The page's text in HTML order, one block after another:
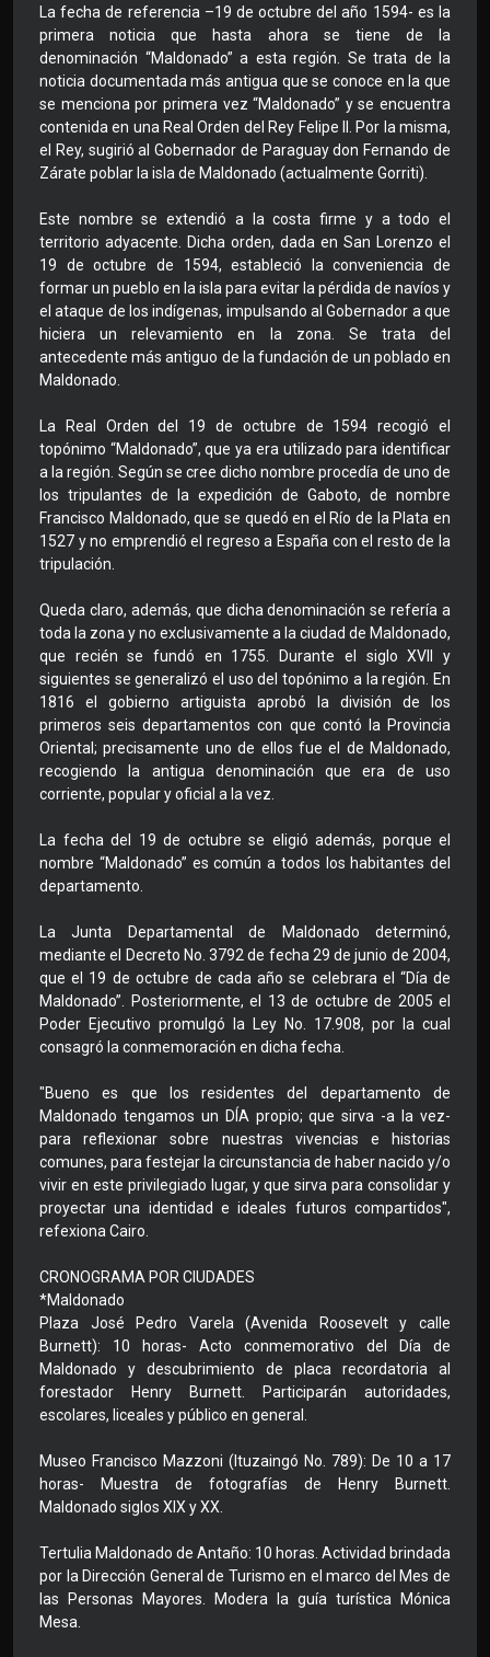
La fecha de referencia –19 de octubre del año 1594- es la
primera noticia que hasta ahora se tiene de la
denominación “Maldonado” a esta región. Se trata de la
noticia documentada más antigua que se conoce en la que
se menciona por primera vez “Maldonado” y se encuentra
contenida en una Real Orden del Rey Felipe II. Por la misma,
el Rey, sugirió al Gobernador de Paraguay don Fernando de
Zárate poblar la isla de Maldonado (actualmente Gorriti).
Este nombre se extendió a la costa firme y a todo el
territorio adyacente. Dicha orden, dada en San Lorenzo el
19 de octubre de 1594, estableció la conveniencia de
formar un pueblo en la isla para evitar la pérdida de navíos y
el ataque de los indígenas, impulsando al Gobernador a que
hiciera un relevamiento en la zona. Se trata del
antecedente más antiguo de la fundación de un poblado en
Maldonado.
La Real Orden del 19 de octubre de 1594 recogió el
topónimo “Maldonado”, que ya era utilizado para identificar
a la región. Según se cree dicho nombre procedía de uno de
los tripulantes de la expedición de Gaboto, de nombre
Francisco Maldonado, que se quedó en el Río de la Plata en
1527 y no emprendió el regreso a España con el resto de la
tripulación.
Queda claro, además, que dicha denominación se refería a
toda la zona y no exclusivamente a la ciudad de Maldonado,
que recién se fundó en 1755. Durante el siglo XVII y
siguientes se generalizó el uso del topónimo a la región. En
1816 el gobierno artiguista aprobó la división de los
primeros seis departamentos con que contó la Provincia
Oriental; precisamente uno de ellos fue el de Maldonado,
recogiendo la antigua denominación que era de uso
corriente, popular y oficial a la vez.
La fecha del 19 de octubre se eligió además, porque el
nombre “Maldonado” es común a todos los habitantes del
departamento.
La Junta Departamental de Maldonado determinó,
mediante el Decreto No. 3792 de fecha 29 de junio de 2004,
que el 19 de octubre de cada año se celebrara el “Día de
Maldonado”. Posteriormente, el 13 de octubre de 2005 el
Poder Ejecutivo promulgó la Ley No. 17.908, por la cual
consagró la conmemoración en dicha fecha.
"Bueno es que los residentes del departamento de
Maldonado tengamos un DÍA propio; que sirva -a la vez-
para reflexionar sobre nuestras vivencias e historias
comunes, para festejar la circunstancia de haber nacido y/o
vivir en este privilegiado lugar, y que sirva para consolidar y
proyectar una identidad e ideales futuros compartidos",
refexiona Cairo.
CRONOGRAMA POR CIUDADES
*Maldonado
Plaza José Pedro Varela (Avenida Roosevelt y calle
Burnett): 10 horas- Acto conmemorativo del Día de
Maldonado y descubrimiento de placa recordatoria al
forestador Henry Burnett. Participarán autoridades,
escolares, liceales y público en general.
Museo Francisco Mazzoni (Ituzaingó No. 789): De 10 a 17
horas- Muestra de fotografías de Henry Burnett.
Maldonado siglos XIX y XX.
Tertulia Maldonado de Antaño: 10 horas. Actividad brindada
por la Dirección General de Turismo en el marco del Mes de
las Personas Mayores. Modera la guía turística Mónica
Mesa.